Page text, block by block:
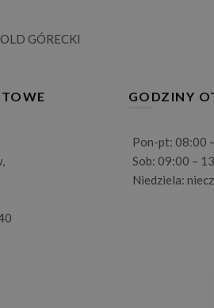
GÓRECKI
GODZINY
Pon-pt: 08:00
Sob: 09:00 –
Niedziela: